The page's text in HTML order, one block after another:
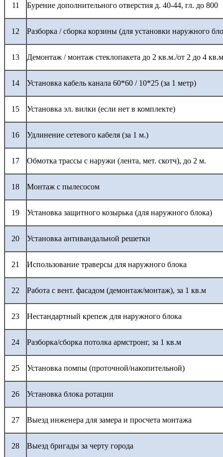
11 Бурение дополнительного отверстия д. 40-44, гл. до 800
12 Разборка / сборка корзины (для установки наружного
13 Демонтаж / монтаж стеклопакета до 2 кв.м./от 2 до 4
14 Установка кабель канала 60*60 / 10*25 (за 1 метр)
15 Установка эл. вилки (если нет в комплекте)
16 Удлинение сетевого кабеля (за 1 м.)
17 Обмотка трассы с наружи (лента, мет. скотч), до 2 м.
18 Монтаж с пылесосом
19 Установка защитного козырька (для наружного блока)
20 Установка антивандальной решетки
21 Использование траверсы для наружного блока
22 Работа с вент. фасадом (демонтаж/монтаж), за 1 кв.м
23 Нестандартный крепеж для наружного блока
24 Разборка/сборка потолка армстронг, за 1 кв.м
25 Установка помпы (проточной/накопительной)
26 Установка блока ротации
27 Выезд инженера для замера и просчета монтажа
28 Выезд бригады за черту города